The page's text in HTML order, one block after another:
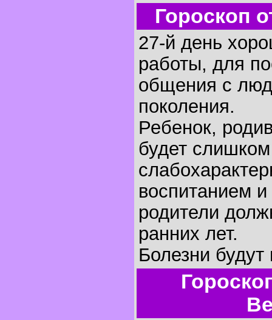
Гороскоп
27-й день
работы, для
общения с
поколения.
Ребенок,
будет
воспитанием
родители
ранних лет.
Болезни